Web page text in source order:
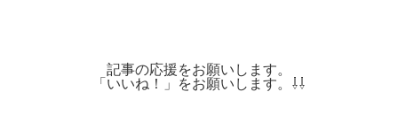
記事の応援をお願いします。
「いいね！」をお願いします。⇩⇩